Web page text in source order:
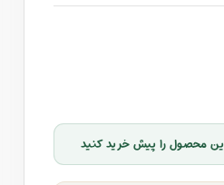
محصول را پیش خرید کنید